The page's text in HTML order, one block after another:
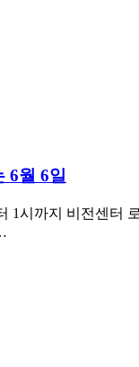
6월 6일
1시까지 비전센터